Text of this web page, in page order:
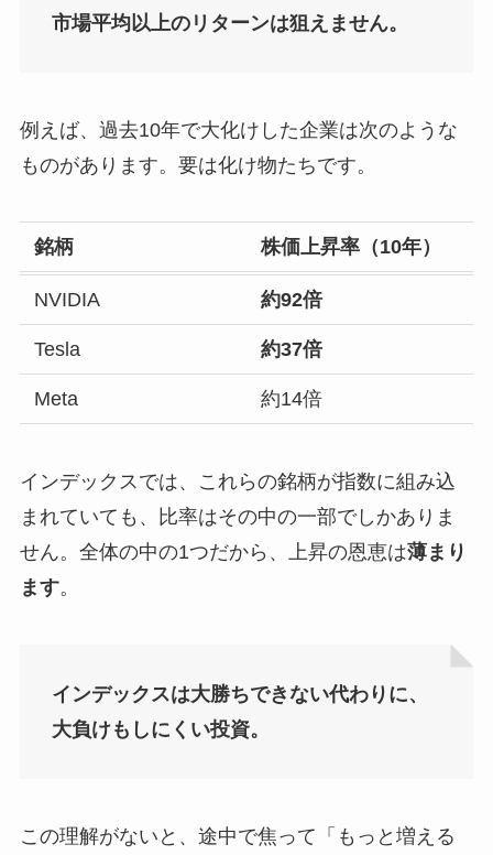
市場平均以上のリターンは狙えません。
例えば、過去10年で大化けした企業は次のような
ものがあります。要は化け物たちです。
銘柄 株価上昇率（10年）
NVIDIA 約92倍
Tesla 約37倍
Meta 約14倍
インデックスでは、これらの銘柄が指数に組み込
まれていても、比率はその中の一部でしかありま
せん。全体の中の1つだから、上昇の恩恵は薄まり
ます。
インデックスは大勝ちできない代わりに、
大負けもしにくい投資。
この理解がないと、途中で焦って「もっと増える